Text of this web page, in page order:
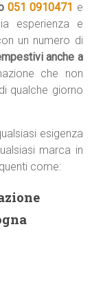
051 0910471 e
esperienza e
un numero di
anche a
che non
qualche giorno
esigenza
marca in
come: